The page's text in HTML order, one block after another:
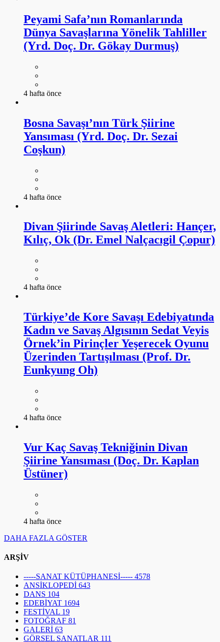
Peyami Safa’nın Romanlarında
Dünya Savaşlarına Yönelik Tahliller
(Yrd. Doç. Dr. Gökay Durmuş)
4 hafta önce
Bosna Savaşı’nın Türk Şiirine
Yansıması (Yrd. Doç. Dr. Sezai
Coşkun)
4 hafta önce
Divan Şiirinde Savaş Aletleri: Hançer,
Kılıç, Ok (Dr. Emel Nalçacıgil Çopur)
4 hafta önce
Türkiye’de Kore Savaşı Edebiyatında
Kadın ve Savaş Algısının Sedat Veyis
Örnek’in Pirinçler Yeşerecek Oyunu
Üzerinden Tartışılması (Prof. Dr.
Eunkyung Oh)
4 hafta önce
Vur Kaç Savaş Tekniğinin Divan
Şiirine Yansıması (Doç. Dr. Kaplan
Üstüner)
4 hafta önce
DAHA FAZLA GÖSTER
ARŞİV
-----SANAT KÜTÜPHANESİ----- 4578
ANSİKLOPEDİ 643
DANS 104
EDEBİYAT 1694
FESTİVAL 19
FOTOĞRAF 81
GALERİ 63
GÖRSEL SANATLAR 111